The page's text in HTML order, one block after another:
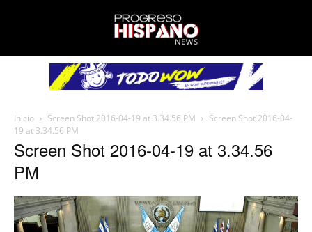
Inicio Screen Shot 2016-04-19 at 3.34.56 PM
Screen Shot 2016-04-
19 at 3.34.56 PM
Screen Shot 2016-04-19 at 3.34.56
PM